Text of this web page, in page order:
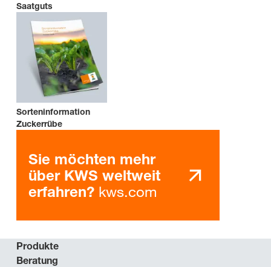
Saatguts
Sorteninformation
Zuckerrübe
Sie möchten mehr
über KWS weltweit
erfahren? kws.com
Produkte
Beratung